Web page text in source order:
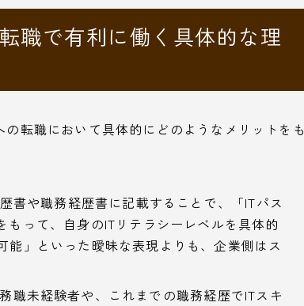
職で有利に働く具体的な理
転職において具体的にどのようなメリットをも
書や職務経歴書に記載することで、「ITパス
って、自身のITリテラシーレベルを具体的
能」といった曖昧な表現よりも、企業側はス
職未経験者や、これまでの職務経歴でITスキ